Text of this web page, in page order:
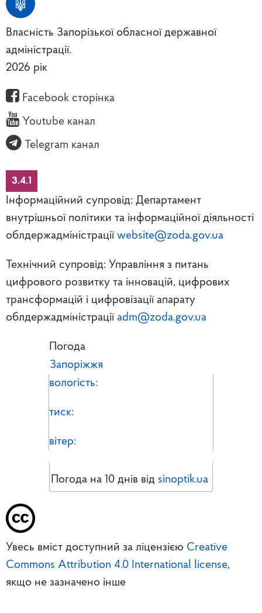
Власність Запорізької обласної державної
адміністрації.
2026 рік
Facebook сторінка
Youtube канал
Telegram канал
3.4.1
Інформаційний супровід: Департамент
внутрішньої політики та інформаційної діяльності
облдержадміністрації website@zoda.gov.ua
Технічний супровід: Управління з питань
цифрового розвитку та інновацій, цифрових
трансформацій і цифровізації апарату
облдержадміністрації adm@zoda.gov.ua
Погода
Запоріжжя
вологість:
тиск:
вітер:
Погода на 10 днів від sinoptik.ua
Увесь вміст доступний за ліцензією Creative
Commons Attribution 4.0 International license,
якщо не зазначено інше